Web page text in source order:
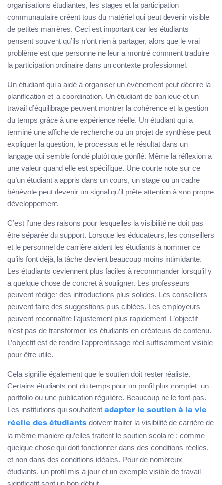
organisations étudiantes, les stages et la participation
communautaire créent tous du matériel qui peut devenir visible
de petites manières. Ceci est important car les étudiants
pensent souvent qu’ils n’ont rien à partager, alors que le vrai
problème est que personne ne leur a montré comment traduire
la participation ordinaire dans un contexte professionnel.
Un étudiant qui a aidé à organiser un événement peut décrire la
planification et la coordination. Un étudiant de banlieue et un
travail d’équilibrage peuvent montrer la cohérence et la gestion
du temps grâce à une expérience réelle. Un étudiant qui a
terminé une affiche de recherche ou un projet de synthèse peut
expliquer la question, le processus et le résultat dans un
langage qui semble fondé plutôt que gonflé. Même la réflexion a
une valeur quand elle est spécifique. Une courte note sur ce
qu’un étudiant a appris dans un cours, un stage ou un cadre
bénévole peut devenir un signal qu’il prête attention à son propre
développement.
C’est l’une des raisons pour lesquelles la visibilité ne doit pas
être séparée du support. Lorsque les éducateurs, les conseillers
et le personnel de carrière aident les étudiants à nommer ce
qu’ils font déjà, la tâche devient beaucoup moins intimidante.
Les étudiants deviennent plus faciles à recommander lorsqu’il y
a quelque chose de concret à souligner. Les professeurs
peuvent rédiger des introductions plus solides. Les conseillers
peuvent faire des suggestions plus ciblées. Les employeurs
peuvent reconnaître l’ajustement plus rapidement. L’objectif
n’est pas de transformer les étudiants en créateurs de contenu.
L’objectif est de rendre l’apprentissage réel suffisamment visible
pour être utile.
Cela signifie également que le soutien doit rester réaliste.
Certains étudiants ont du temps pour un profil plus complet, un
portfolio ou une publication régulière. Beaucoup ne le font pas.
Les institutions qui souhaitent adapter le soutien à la vie
réelle des étudiants doivent traiter la visibilité de carrière de
la même manière qu’elles traitent le soutien scolaire : comme
quelque chose qui doit fonctionner dans des conditions réelles,
et non dans des conditions idéales. Pour de nombreux
étudiants, un profil mis à jour et un exemple visible de travail